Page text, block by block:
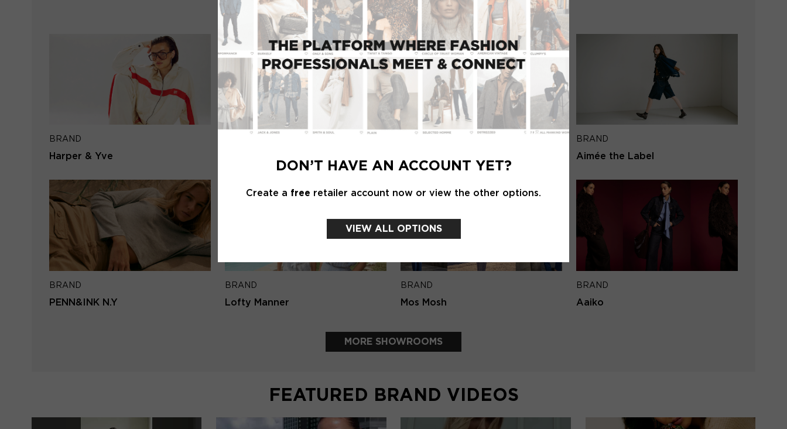
LOGIN
Email address
Password
Forgot my login details
FORGOT MY LOGIN
DETAILS
Forgot your login details? Enter the email
address of your account and click 'send'
Email address
SEND
CREATE AN ACCOUNT NOW
DON’T HAVE AN ACCOUNT YET?
Create a free retailer account now or view the other options.
VIEW ALL OPTIONS
FEATURED SHOWROOMS
BRAND
Harper & Yve
BRAND
Aimée the Label
BRAND
PENN&INK N.Y
BRAND
Lofty Manner
BRAND
Mos Mosh
BRAND
Aaiko
MORE SHOWROOMS
FEATURED BRAND VIDEOS